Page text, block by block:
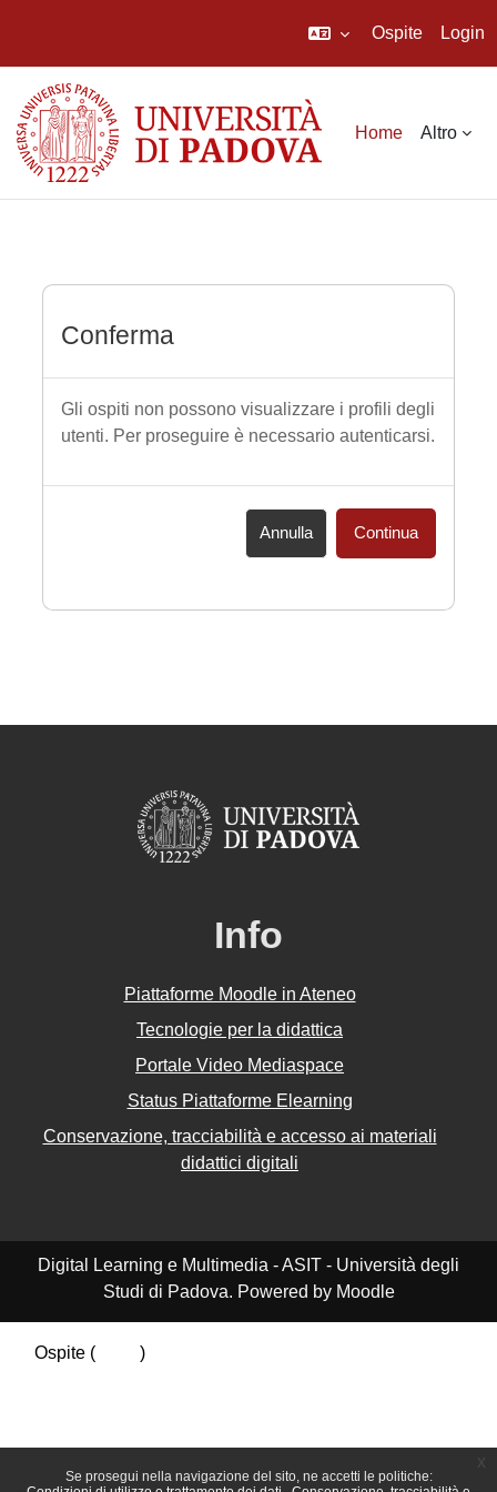
Se prosegui nella navigazione del sito, ne accetti le politiche:
Ospite Login
Home Altro
Conferma
Gli ospiti non possono visualizzare i profili degli
utenti. Per proseguire è necessario autenticarsi.
Annulla Continua
Info
Piattaforme Moodle in Ateneo
Tecnologie per la didattica
Portale Video Mediaspace
Status Piattaforme Elearning
Conservazione, tracciabilità e accesso ai materiali
didattici digitali
Digital Learning e Multimedia - ASIT - Università degli
Studi di Padova. Powered by Moodle
Ospite (
)